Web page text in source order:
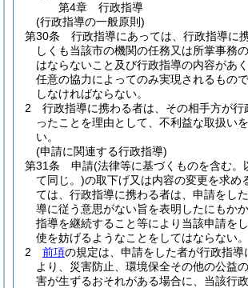
第4章
行政指導
(行政指導の一般原則)
第30条
行政指導にあっては、行政指導に
しくも当該市の機関の任務又は所掌事務
はならないこと及び行政指導の内容があ
任意の協力によってのみ実現されるもの
しなければならない。
2
行政指導に携わる者は、その相手方が行
ったことを理由として、不利益な取扱い
い。
(申請に関連する行政指導)
第31条
申請(法律等に基づくものを含む。
て同じ。)の取下げ又は内容の変更を求め
ては、行政指導に携わる者は、申請をし
導に従う意思がない旨を表明したにもか
指導を継続すること等により当該申請を
使を妨げるようなことをしてはならない。
2
前項の規定は、申請をした者が行政指導
より、災害防止、環境保全その他の公益
害が生ずるおそれがある場合に、当該行